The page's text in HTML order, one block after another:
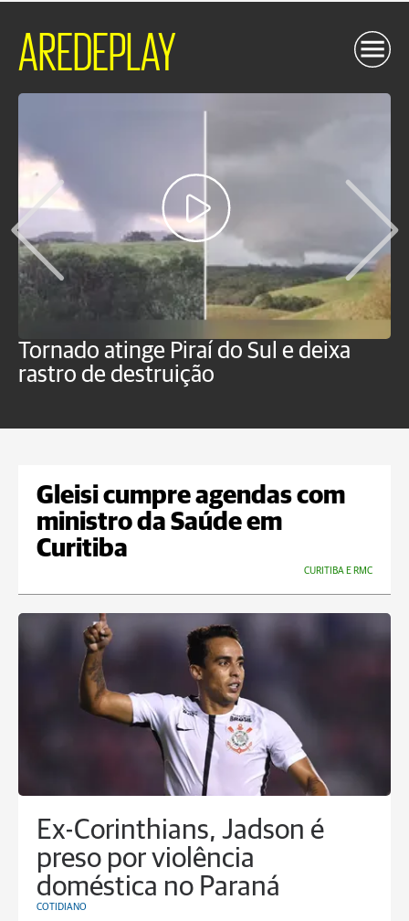
AREDEPLAY
Tornado atinge Piraí do Sul e deixa
rastro de destruição
Gleisi cumpre agendas com
ministro da Saúde em
Curitiba
CURITIBA E RMC
Ex-Corinthians, Jadson é
preso por violência
doméstica no Paraná
COTIDIANO